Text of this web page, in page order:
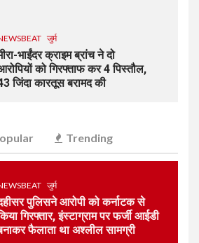
जुर्म
भाईंदर क्राइम ब्रांच ने दो
को गिरफ्ताफ कर 4 पिस्तौल,
जिंदा कारतूस बरामद की
पुलिसने आरोपी को कर्नाटक से
गिरफ्तार, इंस्टाग्राम पर फर्जी
मुंबई
Trending
जुर्म
पुलिसने आरोपी को कर्नाटक से
गिरफ्तार, इंस्टाग्राम पर फर्जी आईडी
फैलाता था अश्लील सामग्री